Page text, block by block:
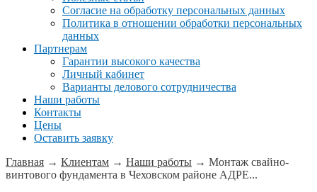
Согласие на обработку персональных данных
Политика в отношении обработки персональных
данных
Партнерам
Гарантии высокого качества
Личный кабинет
Варианты делового сотрудничества
Наши работы
Контакты
Цены
Оставить заявку
Главная → Клиентам → Наши работы → Монтаж свайно-
винтового фундамента в Чеховском районе АДРЕ...